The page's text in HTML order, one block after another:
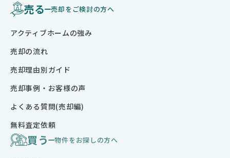
売る 売却をご検討の方へ
アクティブホームの強み
売却の流れ
売却理由別ガイド
売却事例・お客様の声
よくある質問(売却編)
無料査定依頼
買う 物件をお探しの方へ